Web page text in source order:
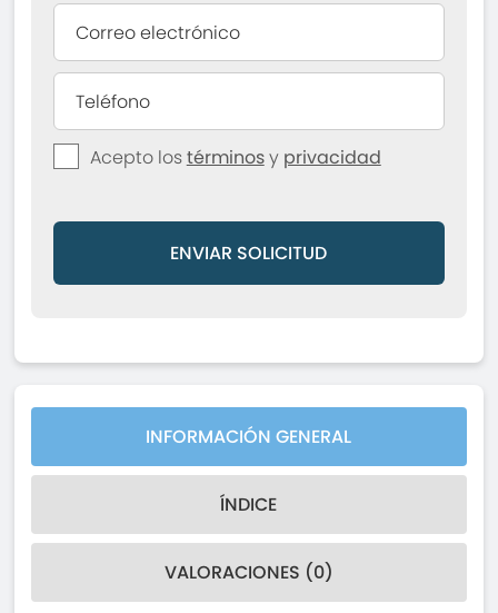
Acepto lostérminosy privacidad
ENVIAR SOLICITUD
INFORMACIÓN GENERAL
ÍNDICE
VALORACIONES (0)